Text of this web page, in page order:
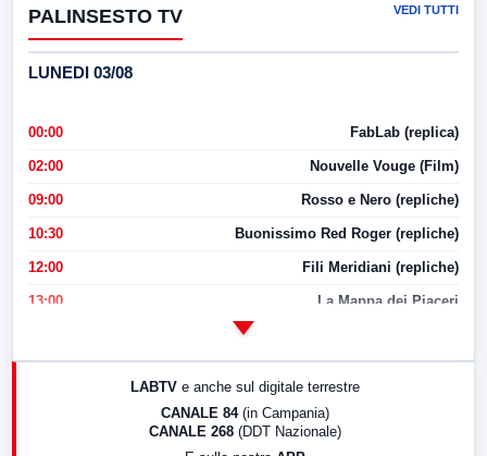
PALINSESTO TV VEDI TUTTI
LUNEDI 03/08
00:00 FabLab (replica)
02:00 Nouvelle Vouge (Film)
09:00 Rosso e Nero (repliche)
10:30 Buonissimo Red Roger (repliche)
12:00 Fili Meridiani (repliche)
13:00 La Mappa dei Piaceri
LABTV e anche sul digitale terrestre
CANALE 84 (in Campania)
CANALE 268 (DDT Nazionale)